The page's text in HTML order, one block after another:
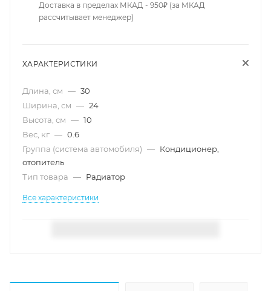
Доставка в пределах МКАД - 950₽ (за МКАД
рассчитывает менеджер)
ХАРАКТЕРИСТИКИ
Длина, см — 30
Ширина, см — 24
Высота, см — 10
Вес, кг — 0.6
Группа (система автомобиля) — Кондиционер,
отопитель
Тип товара — Радиатор
Все характеристики